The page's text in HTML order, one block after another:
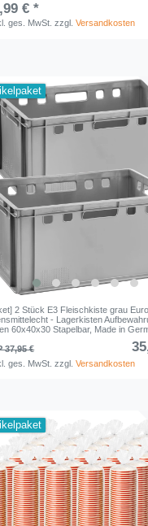
€ *
ges. MwSt. zzgl.Versandkosten
2 Stück E3 Fleischkiste grau
- Lagerkisten
60x40x30 Stapelbar, Made in
37,95 €
ges. MwSt. zzgl.Versandkosten